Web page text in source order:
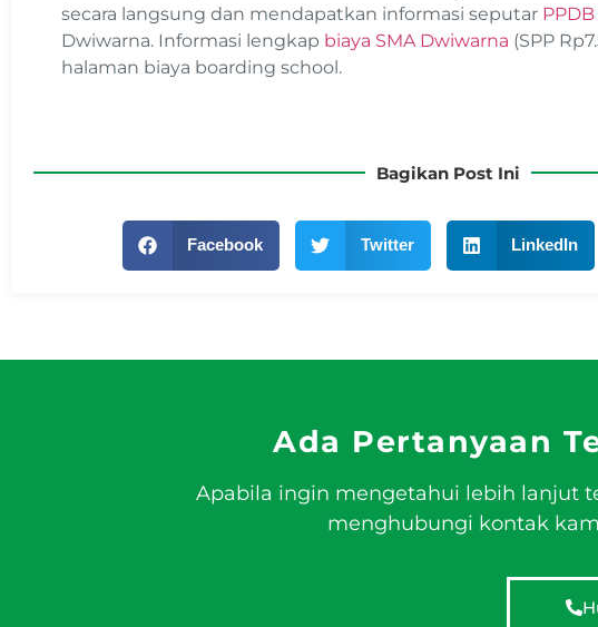
secara langsung dan mendapatkan informasi seputar
Dwiwarna. Informasi lengkap biaya SMA Dwiwarna (SPP
halaman biaya boarding school.
Bagikan Post Ini
Facebook Twitter LinkedIn
Ada Pertanyaan
Apabila ingin mengetahui lebih lanjut
menghubungi kontak